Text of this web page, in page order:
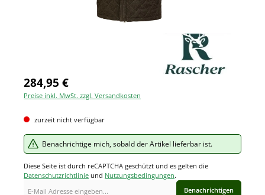
284,95 €
Preise inkl. MwSt. zzgl. Versandkosten
zurzeit nicht verfügbar
Benachrichtige mich, sobald der Artikel lieferbar ist.
Diese Seite ist durch reCAPTCHA geschützt und es gelten die
Datenschutzrichtlinie und Nutzungsbedingungen.
Benachrichtigen